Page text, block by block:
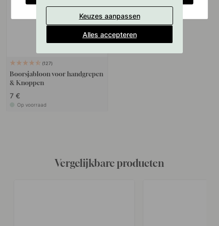
127
Boorsjabloon voor handgrepen
& Knoppen
7 €
Op voorraad
Vergelijkbare producten
Keuzes aanpassen
Alles accepteren